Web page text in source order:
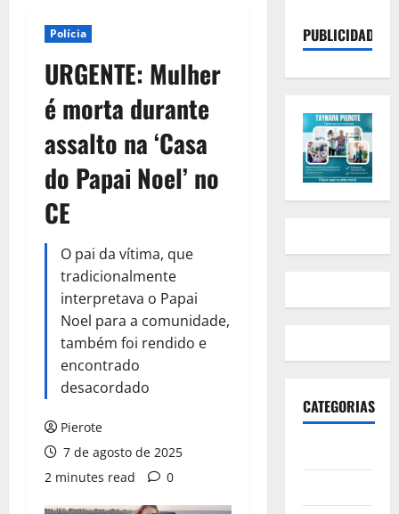
Polícia
URGENTE: Mulher
é morta durante
assalto na ‘Casa
do Papai Noel’ no
CE
O pai da vítima, que
tradicionalmente
interpretava o Papai
Noel para a comunidade,
também foi rendido e
encontrado
desacordado
Pierote
7 de agosto de 2025
2 minutes read
0
PUBLICIDADE
CATEGORIAS